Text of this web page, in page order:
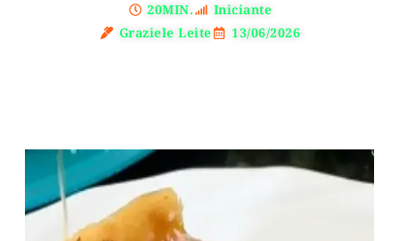
20MIN.
Iniciante
Graziele Leite
13/06/2026